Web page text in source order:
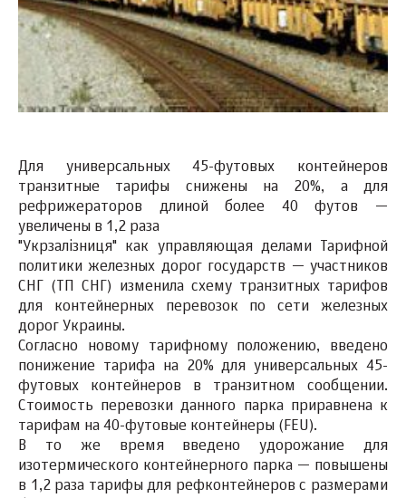
Для универсальных 45-футовых контейнеров
транзитные тарифы снижены на 20%, а для
рефрижераторов длиной более 40 футов —
увеличены в 1,2 раза
"Укрзалізниця" как управляющая делами Тарифной
политики железных дорог государств — участников
СНГ (ТП СНГ) изменила схему транзитных тарифов
для контейнерных перевозок по сети железных
дорог Украины.
Согласно новому тарифному положению, введено
понижение тарифа на 20% для универсальных 45-
футовых контейнеров в транзитном сообщении.
Стоимость перевозки данного парка приравнена к
тарифам на 40-футовые контейнеры (FEU).
В то же время введено удорожание для
изотермического контейнерного парка — повышены
в 1,2 раза тарифы для рефконтейнеров с размерами